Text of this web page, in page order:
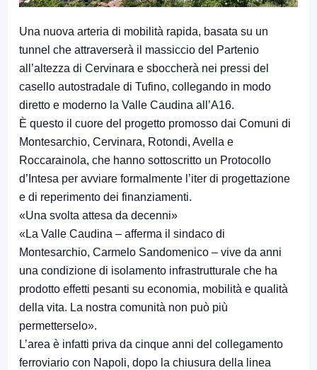
Una nuova arteria di mobilità rapida, basata su un
tunnel che attraverserà il massiccio del Partenio
all’altezza di Cervinara e sboccherà nei pressi del
casello autostradale di Tufino, collegando in modo
diretto e moderno la Valle Caudina all’A16.
È questo il cuore del progetto promosso dai Comuni di
Montesarchio, Cervinara, Rotondi, Avella e
Roccarainola, che hanno sottoscritto un Protocollo
d’Intesa per avviare formalmente l’iter di progettazione
e di reperimento dei finanziamenti.
«Una svolta attesa da decenni»
«La Valle Caudina – afferma il sindaco di
Montesarchio, Carmelo Sandomenico – vive da anni
una condizione di isolamento infrastrutturale che ha
prodotto effetti pesanti su economia, mobilità e qualità
della vita. La nostra comunità non può più
permetterselo».
L’area è infatti priva da cinque anni del collegamento
ferroviario con Napoli, dopo la chiusura della linea